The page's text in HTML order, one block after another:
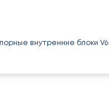
внутренние блоки V6